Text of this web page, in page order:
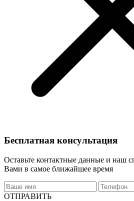
Бесплатная консультация
Оставьте контактные данные и наш
Вами в самое ближайшее время
ОТПРАВИТЬ